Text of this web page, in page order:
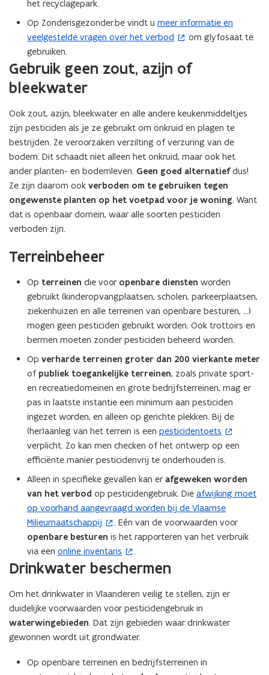
a
n
g
e
n
a
a
n
l
g
w
v
e
n
s
t
e
)
het recyclagepark.
Op Zonderisgezonder.be vindt u meer informatie en
veelgestelde vragen over het verbod
(
o
e
n
i
n
n
i
e
u
w
v
e
r
)
om glyfosaat te
gebruiken.
Gebruik geen zout, azijn of
bleekwater
Ook zout, azijn, bleekwater en alle andere keukenmiddeltjes
zijn pesticiden als je ze gebruikt om onkruid en plagen te
bestrijden. Ze veroorzaken verzilting of verzuring van de
bodem. Dit schaadt niet alleen het onkruid, maar ook het
ander planten- en bodemleven. Geen goed alternatiefdus!
Ze zijn daarom ook verboden om te gebruiken tegen
ongewenste planten op het voetpad voor je woning. Want
dat is openbaar domein, waar alle soorten pesticiden
verboden zijn.
Terreinbeheer
Op terreinen die voor openbare diensten worden
gebruikt (kinderopvangplaatsen, scholen, parkeerplaatsen,
ziekenhuizen en alle terreinen van openbare besturen, …)
mogen geen pesticiden gebruikt worden. Ook trottoirs en
bermen moeten zonder pesticiden beheerd worden.
Op verharde terreinen groter dan 200 vierkante meter
of publiek toegankelijke terreinen, zoals private sport-
en recreatiedomeinen en grote bedrijfsterreinen, mag er
pas in laatste instantie een minimum aan pesticiden
ingezet worden, en alleen op gerichte plekken. Bij de
(her)aanleg van het terrein is een pesticidentoets
(
o
p
e
n
t
i
n
e
u
w
v
s
verplicht. Zo kan men checken of het ontwerp op een
efficiënte manier pesticidenvrij te onderhouden is.
Alleen in specifieke gevallen kan er afgeweken worden
van het verbod op pesticidengebruik. Die afwijking moet
op voorhand aangevraagd worden bij de Vlaamse
Milieumaatschappij
(
o
p
e
n
n
i
w
. Eén van de voorwaarden voor
openbare besturen is het rapporteren van het verbruik
via een online inventaris
(
o
e
n
t
i
n
.
Drinkwater beschermen
Om het drinkwater in Vlaanderen veilig te stellen, zijn er
duidelijke voorwaarden voor pesticidengebruik in
waterwingebieden. Dat zijn gebieden waar drinkwater
gewonnen wordt uit grondwater.
Op openbare terreinen en bedrijfsterreinen in